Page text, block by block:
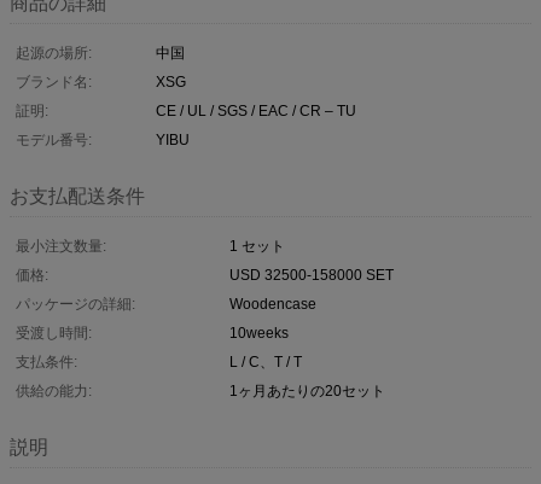
起源の場所:
中国
ブランド名:
XSG
証明:
CE / UL / SGS / EAC / CR – TU
モデル番号:
YIBU
お支払配送条件
最小注文数量:
1 セット
価格:
USD 32500-158000 SET
パッケージの詳細:
Woodencase
受渡し時間:
10weeks
支払条件:
L / C、T / T
供給の能力:
1ヶ月あたりの20セット
説明